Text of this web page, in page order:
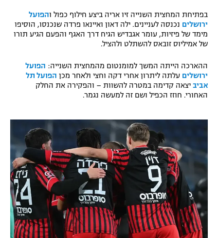
לוח דרושים – ג'ובנט
תגיות
בפתיחת המחצית השנייה זיו אריה ביצע חילוף כפול והפועל
ירושלים נכנסה לעניינים. ילה דאון ואיינאו פרדה שנכנסו, הוסיפו
מימד של פיזיות, עומר אגבדיש הגיח דרך האגף והפעם הגיע תורו
של אמיליוס זובאס להשתלט ולהציל.
ההארכה הייתה המשך למומנטום מהמחצית השנייה: הפועל
ירושלים עלתה ליתרון אחרי דקה וחצי ולאחר מכן הפועל תל
אביב יצאה קדימה במטרה להשוות – והפקירה את החלק
האחורי. חוזז הכפיל ושם זה למעשה נגמר.